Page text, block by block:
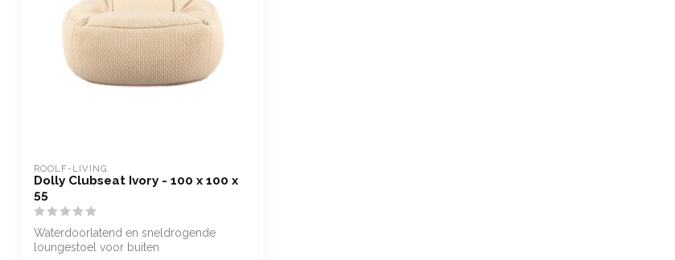
ROOLF-LIVING
Dolly Clubseat Ivory - 100 x 100 x
55
Waterdoorlatend en sneldrogende
loungestoel voor buiten